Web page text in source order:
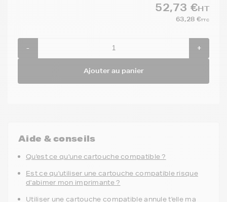
52,73 €HT
63,28 €TTC
- +
Ajouter au panier
Aide & conseils
Qu'est ce qu'une cartouche compatible ?
Est ce qu'utiliser une cartouche compatible risque
d'abimer mon imprimante ?
Utiliser une cartouche compatible annule t'elle ma